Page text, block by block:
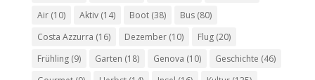
Air(10) Aktiv(14) Boot(38) Bus(80)
Costa Azzurra (16) Dezember(10) Flug(20)
Frühling(9) Garten (18) Genova (10) Geschichte (46)